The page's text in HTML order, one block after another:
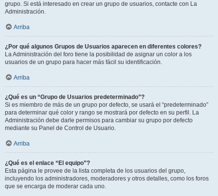
grupo. Si está interesado en crear un grupo de usuarios, contacte con La
Administración.
Arriba
¿Por qué algunos Grupos de Usuarios aparecen en diferentes colores?
La Administración del foro tiene la posibilidad de asignar un color a los
usuarios de un grupo para hacer más fácil su identificación.
Arriba
¿Qué es un “Grupo de Usuarios predeterminado”?
Si es miembro de más de un grupo por defecto, se usará el “predeterminado”
para determinar qué color y rango se mostrará por defecto en su perfil. La
Administración debe darle permisos para cambiar su grupo por defecto
mediante su Panel de Control de Usuario.
Arriba
¿Qué es el enlace “El equipo”?
Esta página le provee de la lista completa de los usuarios del grupo,
incluyendo los administradores, moderadores y otros detalles, como los foros
que se encarga de moderar cada uno.